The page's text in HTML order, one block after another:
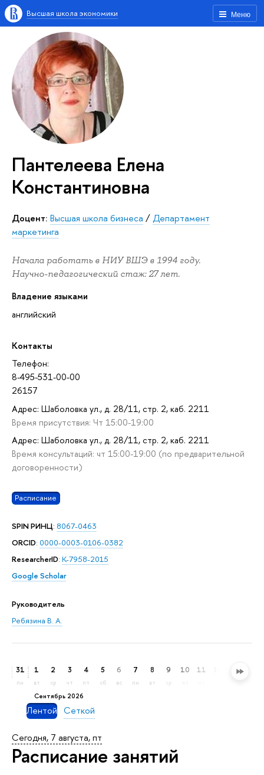
Меню
Высшая школа экономики
Пантелеева Елена
Константиновна
Доцент: Высшая школа бизнеса /Департамент
маркетинга
Начала работать в НИУ ВШЭ в 1994 году.
Научно-педагогический стаж: 27 лет.
Владение языками
английский
Контакты
Телефон:
8-495-531-00-00
26157
Адрес: Шаболовка ул., д. 28/11, стр. 2, каб. 2211
Время присутствия: Чт 15:00-19:00
Адрес: Шаболовка ул., д. 28/11, стр. 2, каб. 2211
Время консультаций: чт 15:00-19:00 (по предварительной
договоренности)
Расписание
SPIN РИНЦ: 8067-0463
ORCID: 0000-0003-0106-0382
ResearcherID: K-7958-2015
Google Scholar
Руководитель
Ребязина В. А.
31
пн
сентябрь 2026
1
вт
2
ср
3
чт
4
пт
5
сб
6
вс
7
пн
8
вт
9 10 11 13
Лентой Сеткой
Сегодня, 7 августа, пт
Расписание занятий